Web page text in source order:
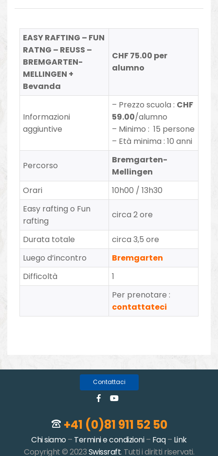
EASY RAFTING – FUN
RATNG – REUSS –
BREMGARTEN-
MELLINGEN +
Bevanda
CHF 75.00 per
alumno
Informazioni
aggiuntive
– Prezzo scuola : CHF
59.00/alumno
– Minimo : 15 persone
– Età minima : 10 anni
Percorso
Bremgarten-
Mellingen
Orari
10h00 / 13h30
Easy rafting o Fun
rafting
circa 2 ore
Durata totale
circa 3,5 ore
Luego d’incontro
Bremgarten
Difficoltà
1
Per prenotare :
contattateci
Contattaci
+41 (0)81 911 52 50
Chi siamo– Termini e condizioni– Faq– Link
Copyright © 2023Swissraft. Tutti i diritti riservati.